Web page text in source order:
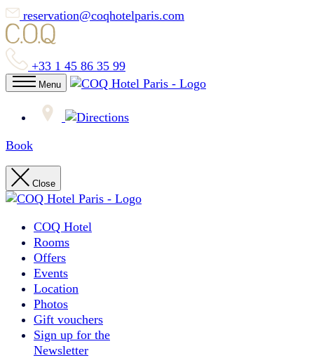
reservation@coqhotelparis.com
+33 1 45 86 35 99
Menu
Book
Close
COQ Hotel
Rooms
Offers
Events
Location
Photos
Gift vouchers
Sign up for the
Newsletter